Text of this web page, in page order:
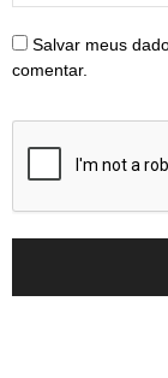
Salvar meus
comentar.